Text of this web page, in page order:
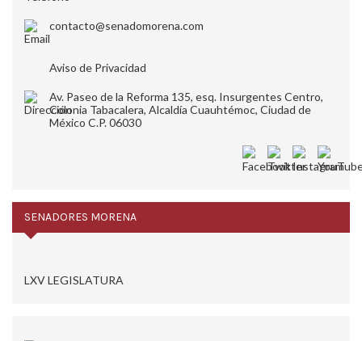
contacto@senadomorena.com
Aviso de Privacidad
Av. Paseo de la Reforma 135, esq. Insurgentes Centro,
Colonia Tabacalera, Alcaldía Cuauhtémoc, Ciudad de
México C.P. 06030
SENADORES MORENA
LXV LEGISLATURA